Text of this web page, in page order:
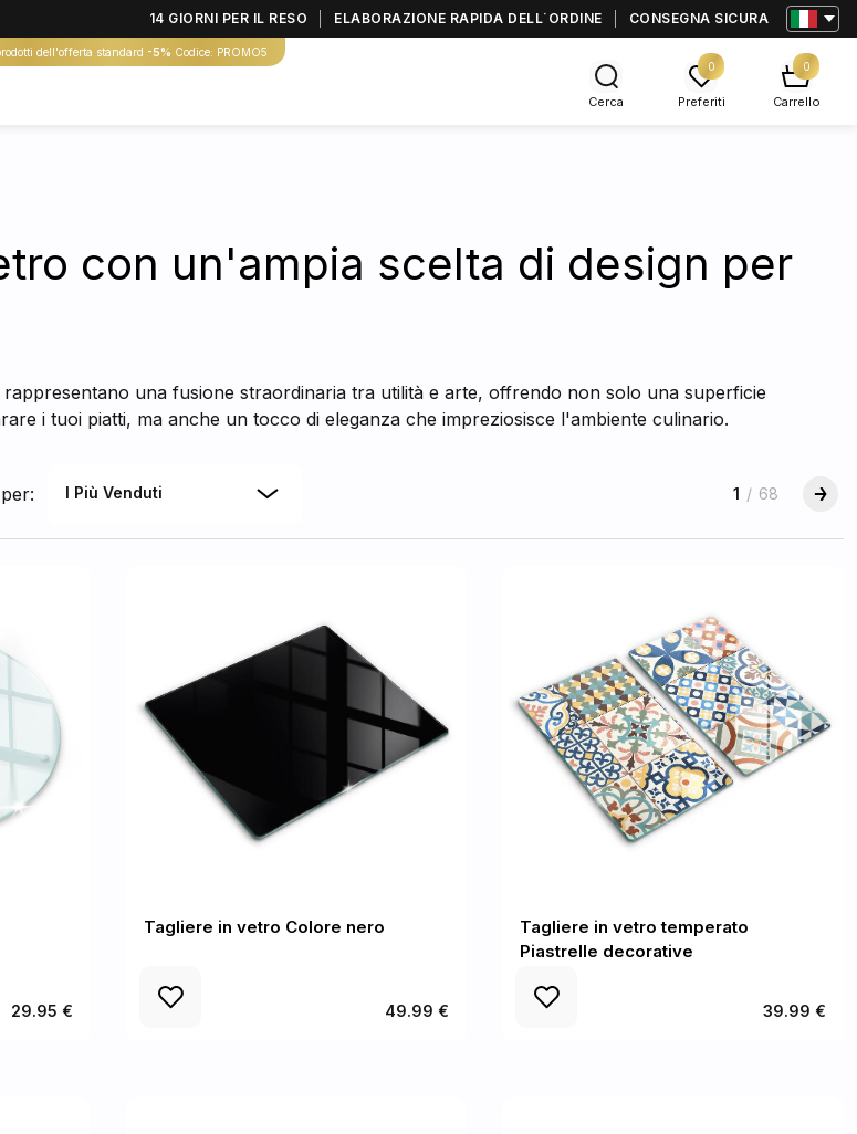
14 GIORNI PER IL RESO ELABORAZIONE RAPIDA DELL΄ORDINE CONSEGNA SICURA
dell'offerta standard -5% Codice: PROMO5
Cerca
0
Preferiti
0
Carrello
con un'ampia scelta di design per
una fusione straordinaria tra utilità e arte, offrendo non solo una superficie
i tuoi piatti, ma anche un tocco di eleganza che impreziosisce l'ambiente culinario.
I Più Venduti 1 / 68
29.95 €
Tagliere in vetro Colore nero
49.99 €
Tagliere in vetro temperato
Piastrelle decorative
39.99 €